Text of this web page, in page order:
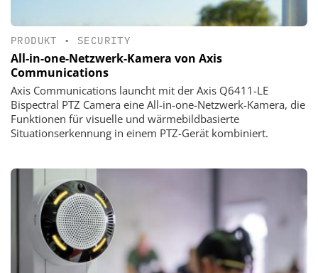
PRODUKT • SECURITY
All-in-one-Netzwerk-Kamera von Axis
Communications
Axis Communications launcht mit der Axis Q6411-LE
Bispectral PTZ Camera eine All-in-one-Netzwerk-Kamera, die
Funktionen für visuelle und wärmebildbasierte
Situationserkennung in einem PTZ-Gerät kombiniert.